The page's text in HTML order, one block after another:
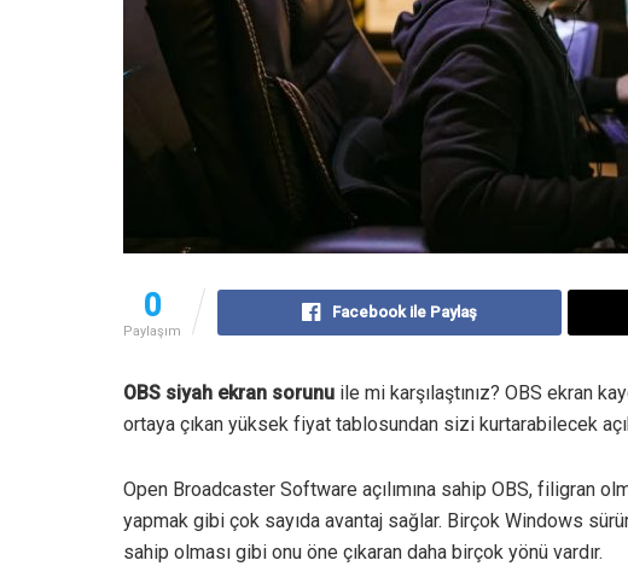
0
Paylaşım
Facebook ile Paylaş
OBS siyah ekran sorunu ile mi karşılaştınız? OBS ekran
ortaya çıkan yüksek fiyat tablosundan sizi kurtarabilecek
Open Broadcaster Software açılımına sahip OBS, filigran
yapmak gibi çok sayıda avantaj sağlar. Birçok Windows
sahip olması gibi onu öne çıkaran daha birçok yönü vardır.